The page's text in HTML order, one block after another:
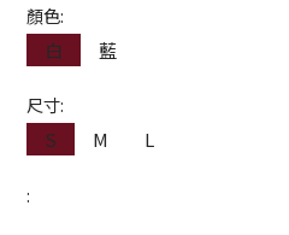
顏色:
白
藍
尺寸:
S
M L
: